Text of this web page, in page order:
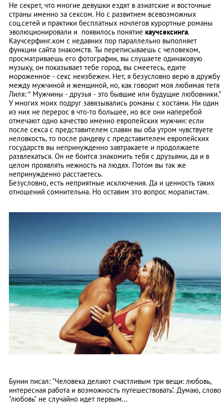
Не секрет, что многие девушки ездят в азиатские и восточные
страны именно за сексом. Но с развитием всевозможных
соц.сетей и практики бесплатных ночлегов курортные романы
эволюционировали и появилось понятие каучсексинга.
Каучсерфинг.ком с недавних пор параллельно выполняет
функции сайта знакомств. Ты переписываешь с человеком,
просматриваешь его фотографии, вы слушаете одинаковую
музыку, он показывает тебе город, вы смеетесь, едите
мороженное - секс неизбежен. Нет, я безусловно верю в дружбу
между мужчиной и женщиной, но, как говорит моя любимая тетя
Лиля: “ Мужчины - друзья - это бывшие или будущие любовники.”
У многих моих подруг завязывались романы с хостами. Ни один
из них не перерос в что-то большее, но все они наперебой
отмечают одно качество именно европейских мужчин: если
после секса с представителем славян вы оба утром чувствуете
неловкость, то после рандеву с представителем европейских
государств вы непринужденно завтракаете и продолжаете
развлекаться. Он не боится знакомить тебя с друзьями, да и в
целом проявлять нежность на людях. Потом вы так же
непринужденно расстаетесь.
Безусловно, есть неприятные исключения. Да и ценность таких
отношений сомнительна. Но оставим это вопрос моралистам.
Бунин писал: "Человека делают счастливым три вещи: любовь,
интересная работа и возможность путешествовать". Думаю, слово
"любовь" не случайно идет первым...